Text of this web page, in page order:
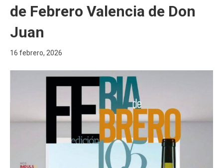
de Febrero Valencia de Don
Juan
16 febrero, 2026